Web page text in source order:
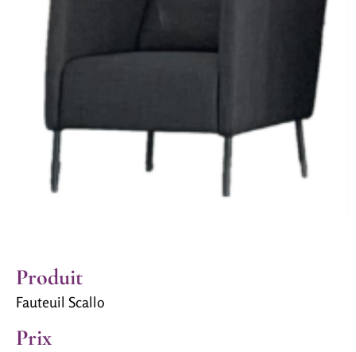
Produit
Fauteuil Scallo
Prix